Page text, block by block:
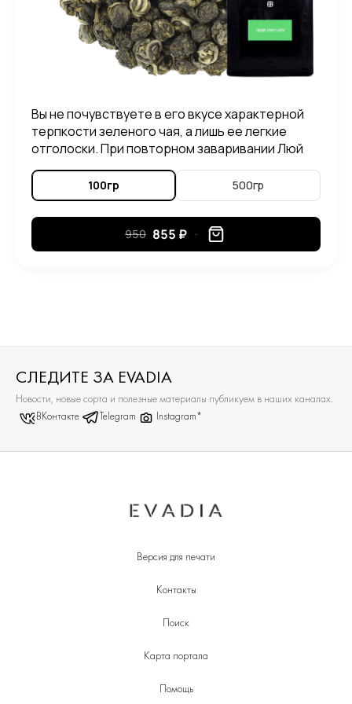
Вы не почувствуете в его вкусе характерной
терпкости зеленого чая, а лишь ее легкие
отголоски. При повторном заваривании Люй
Лун Чжу, можно ощутить в его вкусе приятные
нотки злаковых растений.
100гр 500гр
950 855 ₽
СЛЕДИТЕ ЗА EVADIA
Новости, новые сорта и полезные материалы публикуем в наших каналах.
ВКонтакте Telegram Instagram*
Версия для печати
Контакты
Поиск
Карта портала
Помощь